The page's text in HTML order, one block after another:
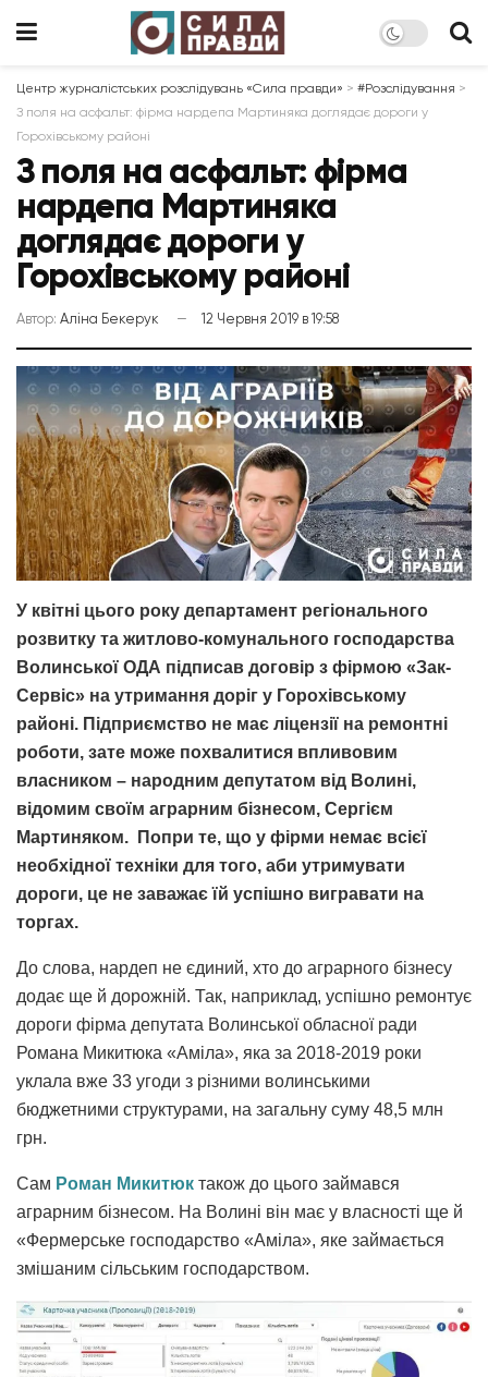
Центр журналістських розслідувань «Сила правди» > #Розслідування >
З поля на асфальт: фірма нардепа Мартиняка доглядає дороги у
Горохівському районі
З поля на асфальт: фірма
нардепа Мартиняка
доглядає дороги у
Горохівському районі
Автор: Аліна Бекерук 12 Червня 2019 в 19:58
У квітні цього року департамент регіонального
розвитку та житлово-комунального господарства
Волинської ОДА підписав договір з фірмою «Зак-
Сервіс» на утримання доріг у Горохівському
районі. Підприємство не має ліцензії на ремонтні
роботи, зате може похвалитися впливовим
власником – народним депутатом від Волині,
відомим своїм аграрним бізнесом, Сергієм
Мартиняком. Попри те, що у фірми немає всієї
необхідної техніки для того, аби утримувати
дороги, це не заважає їй успішно вигравати на
торгах.
До слова, нардеп не єдиний, хто до аграрного бізнесу
додає ще й дорожній. Так, наприклад, успішно ремонтує
дороги фірма депутата Волинської обласної ради
Романа Микитюка «Аміла», яка за 2018-2019 роки
уклала вже 33 угоди з різними волинськими
бюджетними структурами, на загальну суму 48,5 млн
грн.
Сам Роман Микитюк також до цього займався
аграрним бізнесом. На Волині він має у власності ще й
«Фермерське господарство «Аміла», яке займається
змішаним сільським господарством.